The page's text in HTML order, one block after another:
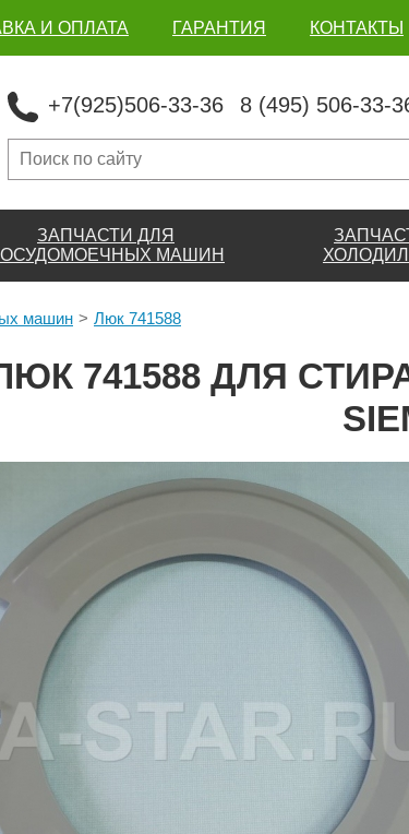
И ОПЛАТА ГАРАНТИЯ КОНТАКТЫ
+7(925)506-33-36 8 (495) 506-33-
ЗАПЧАСТИ ДЛЯ
МАШИН
машин Люк 741588
741588 ДЛЯ